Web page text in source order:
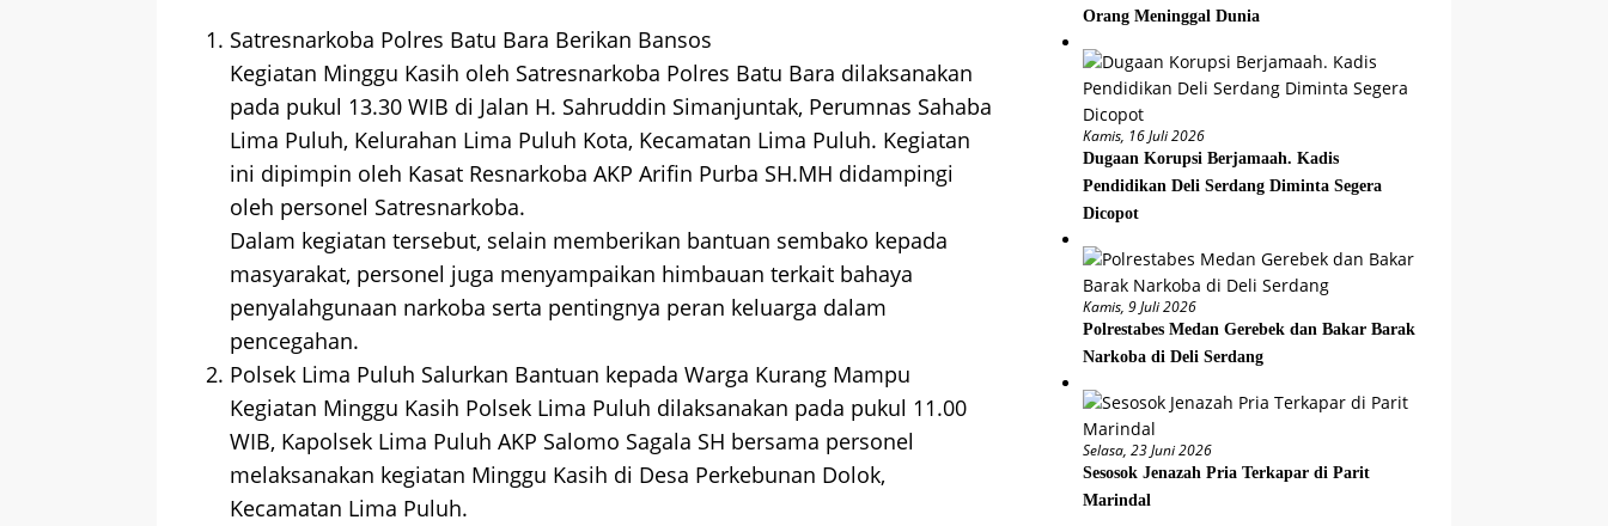
Satresnarkoba Polres Batu Bara Berikan Bansos
Kegiatan Minggu Kasih oleh Satresnarkoba Polres Batu Bara dilaksanakan
pada pukul 13.30 WIB di Jalan H. Sahruddin Simanjuntak, Perumnas Sahaba
Lima Puluh, Kelurahan Lima Puluh Kota, Kecamatan Lima Puluh. Kegiatan
ini dipimpin oleh Kasat Resnarkoba AKP Arifin Purba SH.MH didampingi
oleh personel Satresnarkoba.
Dalam kegiatan tersebut, selain memberikan bantuan sembako kepada
masyarakat, personel juga menyampaikan himbauan terkait bahaya
penyalahgunaan narkoba serta pentingnya peran keluarga dalam
pencegahan.
Polsek Lima Puluh Salurkan Bantuan kepada Warga Kurang Mampu
Kegiatan Minggu Kasih Polsek Lima Puluh dilaksanakan pada pukul 11.00
WIB, Kapolsek Lima Puluh AKP Salomo Sagala SH bersama personel
melaksanakan kegiatan Minggu Kasih di Desa Perkebunan Dolok,
Kecamatan Lima Puluh.
Orang Meninggal Dunia
Kamis, 16 Juli 2026
Dugaan Korupsi Berjamaah. Kadis
Pendidikan Deli Serdang Diminta Segera
Dicopot
Kamis, 9 Juli 2026
Polrestabes Medan Gerebek dan Bakar Barak
Narkoba di Deli Serdang
Selasa, 23 Juni 2026
Sesosok Jenazah Pria Terkapar di Parit
Marindal